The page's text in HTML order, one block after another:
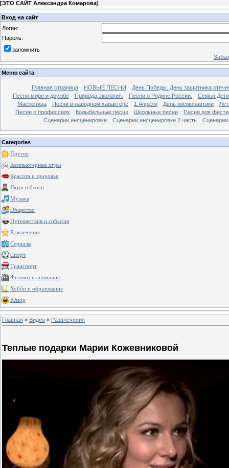
[ЭТО САЙТ Александра Комарова]
Вход на сайт
Логин:
Пароль:
запомнить
Меню сайта
Главная страница НОВЫЕ ПЕСНИ
День Победы. День защитника
Песни мире и дружбе
Природа,экология. Песни о Родине.России.
Масленица
Песни в народном характере 1 Апреля День космонавтики
Песни о профессиях
Колыбельные песни Школьные песни
Песни для
Сценарии,инсценировки
Сценарии,инсценировки 2 часть
Categories
Другое
Компьютерные игры
Красота и здоровье
Люди и блоги
Музыка
Общество
Путешествия и события
Развлечения
Сериалы
Спорт
Транспорт
Фильмы и анимация
Хобби и образование
Юмор
Главная » Видео » Развлечения
Теплые подарки Марии Кожевниковой